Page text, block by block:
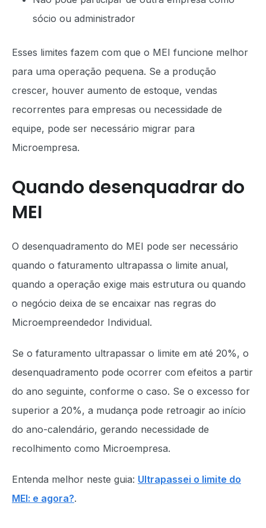
sócio ou administrador
Esses limites fazem com que o MEI funcione melhor
para uma operação pequena. Se a produção
crescer, houver aumento de estoque, vendas
recorrentes para empresas ou necessidade de
equipe, pode ser necessário migrar para
Microempresa.
Quando desenquadrar do
MEI
O desenquadramento do MEI pode ser necessário
quando o faturamento ultrapassa o limite anual,
quando a operação exige mais estrutura ou quando
o negócio deixa de se encaixar nas regras do
Microempreendedor Individual.
Se o faturamento ultrapassar o limite em até 20%, o
desenquadramento pode ocorrer com efeitos a partir
do ano seguinte, conforme o caso. Se o excesso for
superior a 20%, a mudança pode retroagir ao início
do ano-calendário, gerando necessidade de
recolhimento como Microempresa.
Entenda melhor neste guia: Ultrapassei o limite do
MEI: e agora?.